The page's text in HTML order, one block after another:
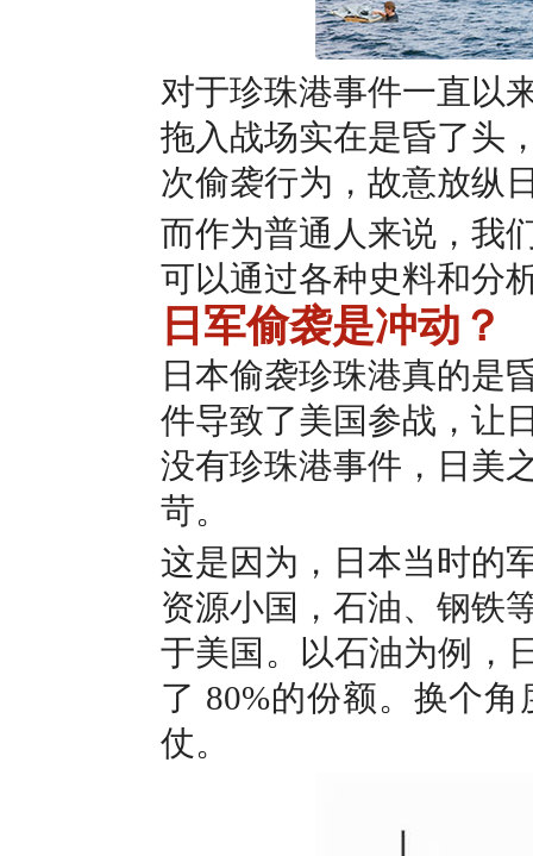
对于珍珠港事件一直以
拖入战场实在是昏了头
次偷袭行为，故意放纵
而作为普通人来说，我
可以通过各种史料和分
日军偷袭是冲动？
日本偷袭珍珠港真的是
件导致了美国参战，让
没有珍珠港事件，日美
苛。
这是因为，日本当时的
资源小国，石油、钢铁
于美国。以石油为例，
了 80%的份额。换个
仗。